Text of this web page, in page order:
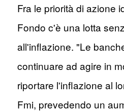
Fra le priorità di azione
Fondo c'è una lotta
all'inflazione. "Le
continuare ad agire in
riportare l'inflazione al
Fmi, prevedendo un